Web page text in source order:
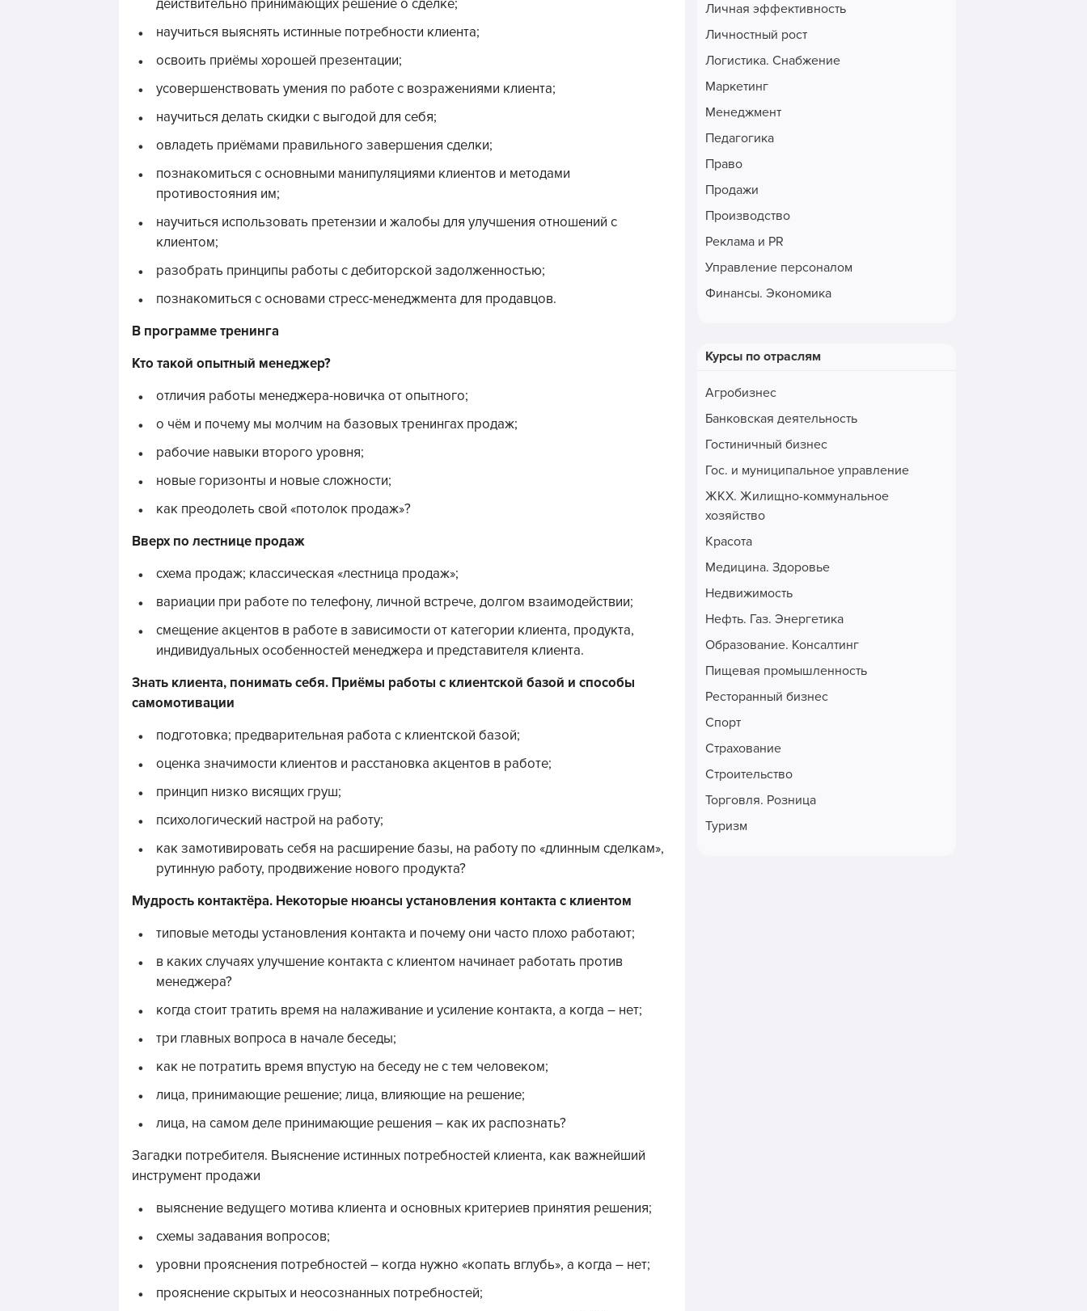
действительно принимающих решение о сделке;
научиться выяснять истинные потребности клиента;
освоить приёмы хорошей презентации;
усовершенствовать умения по работе с возражениями клиента;
научиться делать скидки с выгодой для себя;
овладеть приёмами правильного завершения сделки;
познакомиться с основными манипуляциями клиентов и методами
противостояния им;
научиться использовать претензии и жалобы для улучшения отношений с
клиентом;
разобрать принципы работы с дебиторской задолженностью;
познакомиться с основами стресс-менеджмента для продавцов.
В программе тренинга
Кто такой опытный менеджер?
отличия работы менеджера-новичка от опытного;
о чём и почему мы молчим на базовых тренингах продаж;
рабочие навыки второго уровня;
новые горизонты и новые сложности;
как преодолеть свой «потолок продаж»?
Вверх по лестнице продаж
схема продаж; классическая «лестница продаж»;
вариации при работе по телефону, личной встрече, долгом взаимодействии;
смещение акцентов в работе в зависимости от категории клиента, продукта,
индивидуальных особенностей менеджера и представителя клиента.
Знать клиента, понимать себя. Приёмы работы с клиентской базой и способы
самомотивации
подготовка; предварительная работа с клиентской базой;
оценка значимости клиентов и расстановка акцентов в работе;
принцип низко висящих груш;
психологический настрой на работу;
как замотивировать себя на расширение базы, на работу по «длинным сделкам»,
рутинную работу, продвижение нового продукта?
Мудрость контактёра. Некоторые нюансы установления контакта с клиентом
типовые методы установления контакта и почему они часто плохо работают;
в каких случаях улучшение контакта с клиентом начинает работать против
менеджера?
когда стоит тратить время на налаживание и усиление контакта, а когда – нет;
три главных вопроса в начале беседы;
как не потратить время впустую на беседу не с тем человеком;
лица, принимающие решение; лица, влияющие на решение;
лица, на самом деле принимающие решения – как их распознать?
Загадки потребителя. Выяснение истинных потребностей клиента, как важнейший
инструмент продажи
выяснение ведущего мотива клиента и основных критериев принятия решения;
схемы задавания вопросов;
уровни прояснения потребностей – когда нужно «копать вглубь», а когда – нет;
прояснение скрытых и неосознанных потребностей;
Личная эффективность
Личностный рост
Логистика. Снабжение
Маркетинг
Менеджмент
Педагогика
Право
Продажи
Производство
Реклама и PR
Управление персоналом
Финансы. Экономика
Курсы по отраслям
Агробизнес
Банковская деятельность
Гостиничный бизнес
Гос. и муниципальное управление
ЖКХ. Жилищно-коммунальное
хозяйство
Красота
Медицина. Здоровье
Недвижимость
Нефть. Газ. Энергетика
Образование. Консалтинг
Пищевая промышленность
Ресторанный бизнес
Спорт
Страхование
Строительство
Торговля. Розница
Туризм